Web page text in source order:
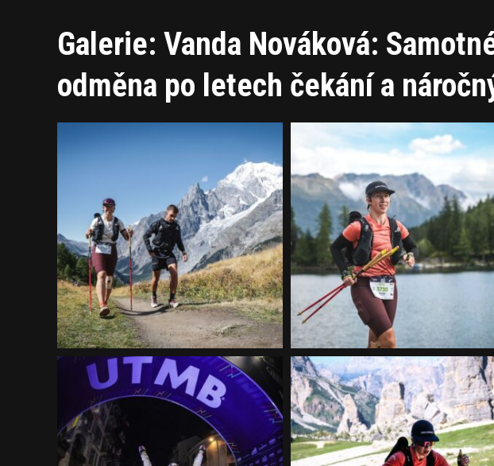
Galerie: Vanda Nováková:
odměna po letech čekání a